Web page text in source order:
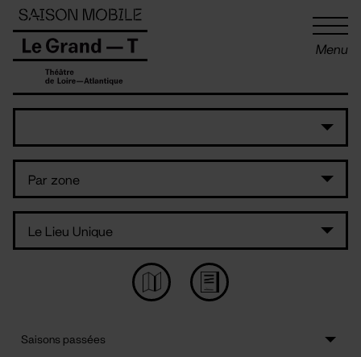
Menu
Panneau de gestion des cookies